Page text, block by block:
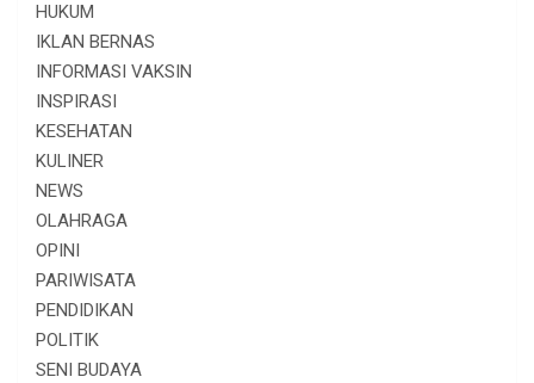
HUKUM
IKLAN BERNAS
INFORMASI VAKSIN
INSPIRASI
KESEHATAN
KULINER
NEWS
OLAHRAGA
OPINI
PARIWISATA
PENDIDIKAN
POLITIK
SENI BUDAYA